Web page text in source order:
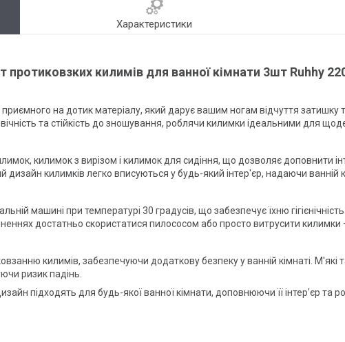
Характеристики
протиковзких килимів для ванної кімнати 3шт Ruhhy
на дотик матеріалу, який дарує вашим ногам відчуття затишку
та стійкість до зношування, роблячи килимки ідеальними для
килимок з вирізом і килимок для сидіння, що дозволяє доповнити
дизайн килимків легко вписуються у будь-який інтер'єр, надаючи ванній
машині при температурі 30 градусів, що забезпечує їхню гігієнічність
достатньо скористатися пилососом або просто витрусити килимки
килимів, забезпечуючи додаткову безпеку у ванній кімнаті.
ризик падінь.
підходять для будь-якої ванної кімнати, доповнюючи її інтер'єр та